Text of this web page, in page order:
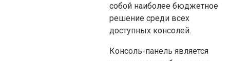
собой наиболее бюджетное
решение среди всех
доступных консолей.
Консоль-панель является